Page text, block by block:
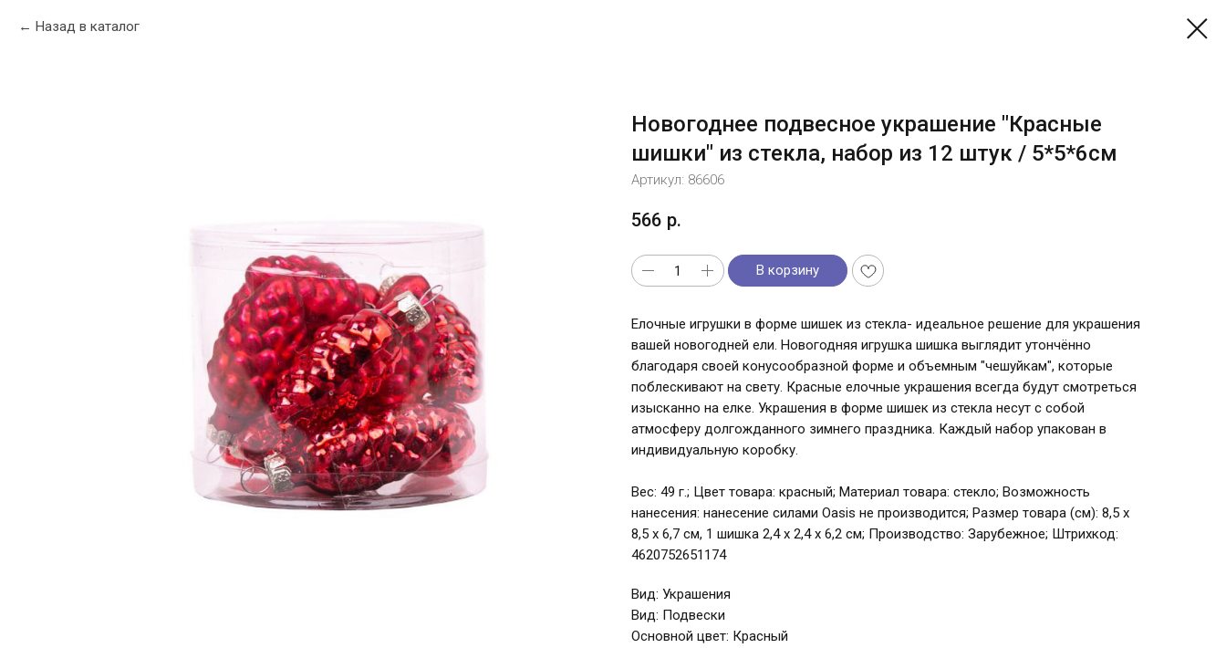
Назад в каталог
Новогоднее подвесное украшение "Красные
шишки" из стекла, набор из 12 штук / 5*5*6см
Артикул: 86606
566 р.
В корзину
Елочные игрушки в форме шишек из стекла- идеальное решение для украшения
вашей новогодней ели. Новогодняя игрушка шишка выглядит утончённо
благодаря своей конусообразной форме и объемным "чешуйкам", которые
поблескивают на свету. Красные елочные украшения всегда будут смотреться
изысканно на елке. Украшения в форме шишек из стекла несут с собой
атмосферу долгожданного зимнего праздника. Каждый набор упакован в
индивидуальную коробку.
Вес: 49 г.; Цвет товара: красный; Материал товара: стекло; Возможность
нанесения: нанесение силами Oasis не производится; Размер товара (см): 8,5 х
8,5 х 6,7 см, 1 шишка 2,4 х 2,4 х 6,2 см; Производство: Зарубежное; Штрихкод:
4620752651174
Вид: Украшения
Вид: Подвески
Основной цвет: Красный